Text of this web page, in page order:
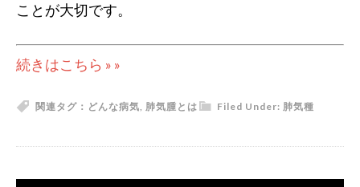
ことが大切です。
続きはこちら » »
Filed Under: 肺気種
関連タグ： どんな病気, 肺気腫とは